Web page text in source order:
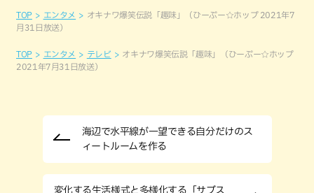
TOP エンタメ
オキナワ爆笑伝説「趣味」（ひーぷー☆ホップ 2021年7
月31日放送）
TOP エンタメ テレビ
オキナワ爆笑伝説「趣味」（ひーぷー☆ホップ
2021年7月31日放送）
海辺で水平線が一望できる自分だけのス
ィートルームを作る
変化する生活様式と多様化する「サブス